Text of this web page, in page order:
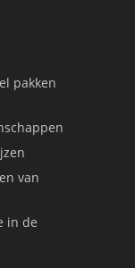
pakken
van
in de